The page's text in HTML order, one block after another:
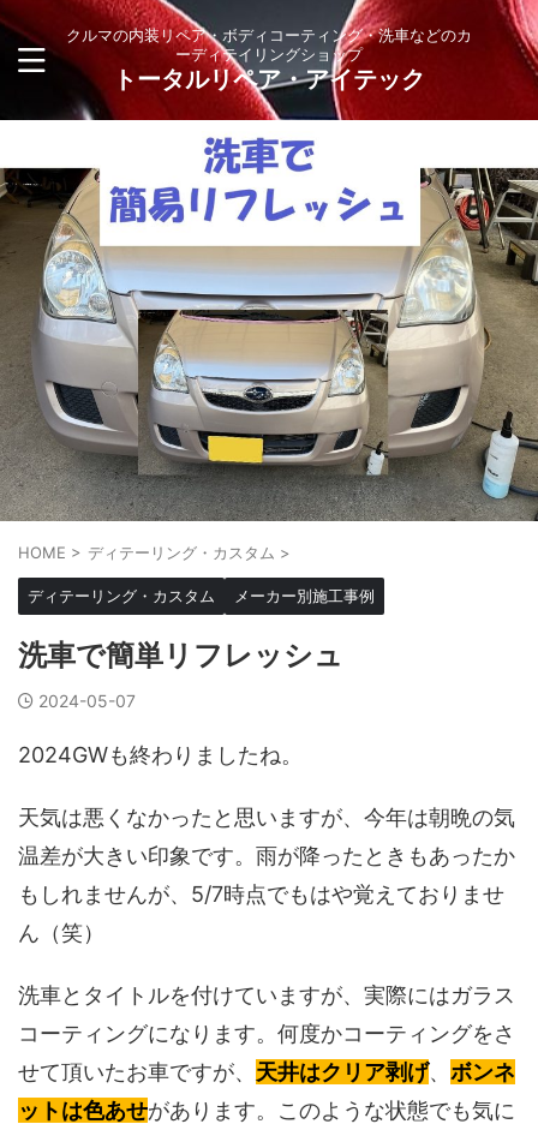
クルマの内装リペア・ボディコーティング・洗車などのカ
ーディテイリングショップ
トータルリペア・アイテック
HOME > ディテーリング・カスタム >
ディテーリング・カスタム メーカー別施工事例
洗車で簡単リフレッシュ
2024-05-07
2024GWも終わりましたね。
天気は悪くなかったと思いますが、今年は朝晩の気
温差が大きい印象です。雨が降ったときもあったか
もしれませんが、5/7時点でもはや覚えておりませ
ん（笑）
洗車とタイトルを付けていますが、実際にはガラス
コーティングになります。何度かコーティングをさ
せて頂いたお車ですが、 天井はクリア剥げ、 ボンネ
ットは色あせがあります。このような状態でも気に